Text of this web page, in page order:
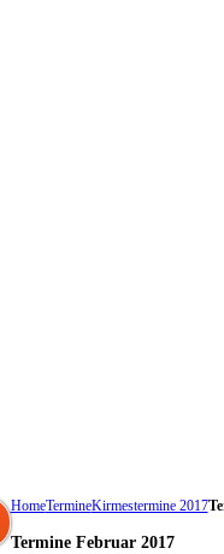
HomeTermineKirmestermine 2017
Termine Februar 2017